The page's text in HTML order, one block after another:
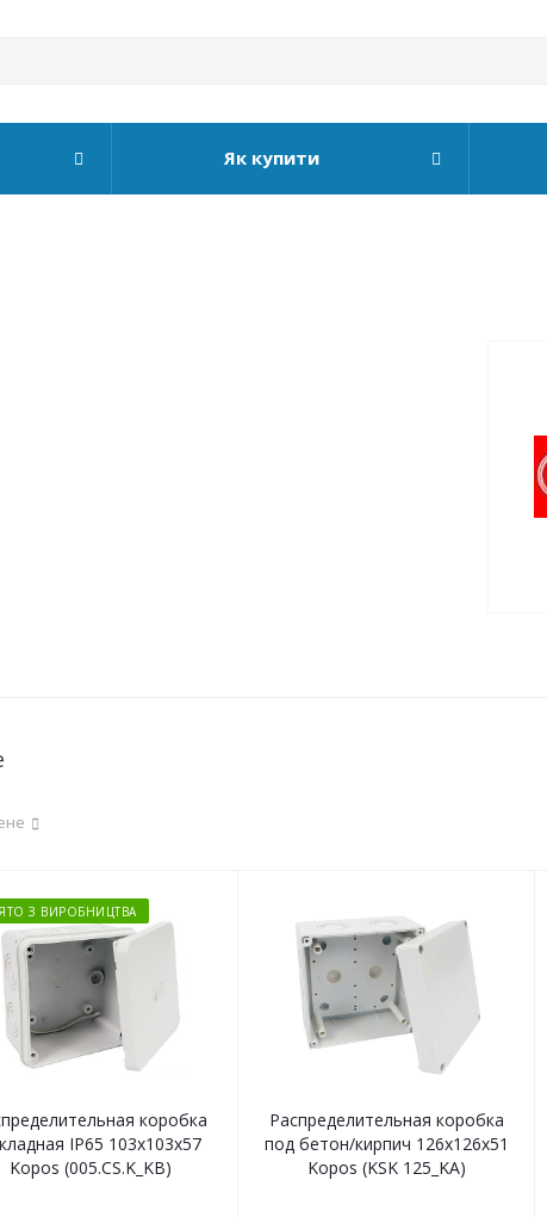
Як купити
З ВИРОБНИЦТВА
коробка
IP65 103х103х57
Kopos (005.CS.K_KB)
Распределительная коробка
под бетон/кирпич 126x126x51
Kopos (KSK 125_KA)